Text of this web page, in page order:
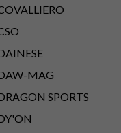
MAG
SPORTS